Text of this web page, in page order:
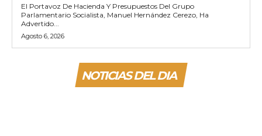
El Portavoz De Hacienda Y Presupuestos Del Grupo
Parlamentario Socialista, Manuel Hernández Cerezo, Ha
Advertido...
Agosto 6, 2026
NOTICIAS DEL DIA